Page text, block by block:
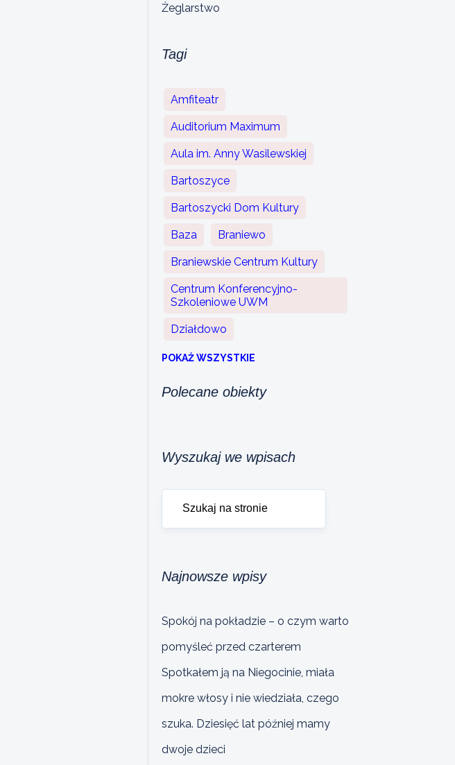
Żeglarstwo
Tagi
Amfiteatr
Auditorium Maximum
Aula im. Anny Wasilewskiej
Bartoszyce
Bartoszycki Dom Kultury
Baza Braniewo
Braniewskie Centrum Kultury
Centrum Konferencyjno-
Szkoleniowe UWM
Działdowo
POKAŻ WSZYSTKIE
Polecane obiekty
Wyszukaj we wpisach
Najnowsze wpisy
Spokój na pokładzie – o czym warto
pomyśleć przed czarterem
Spotkałem ją na Niegocinie, miała
mokre włosy i nie wiedziała, czego
szuka. Dziesięć lat później mamy
dwoje dzieci